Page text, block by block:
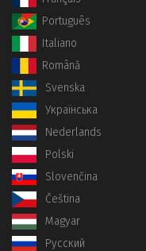
Português
Italiano
Română
Svenska
Українська
Nederlands
Polski
Slovenčina
Čeština
Magyar
Русский